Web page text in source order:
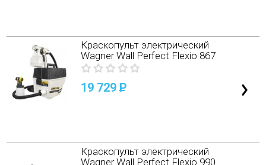
Краскопульт электрический
Wagner Wall Perfect Flexio 867
19 729P
Краскопульт электрический
Wagner Wall Perfect Flexio 990